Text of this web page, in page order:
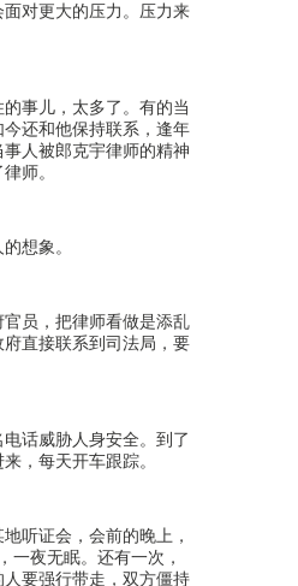
对更大的压力。压力来
事儿，太多了。有的当
还和他保持联系，逢年
人被郎克宇律师的精神
师。
想象。
员，把律师看做是添乱
直接联系到司法局，要
话威胁人身安全。到了
，每天开车跟踪。
听证会，会前的晚上，
一夜无眠。还有一次，
要强行带走，双方僵持